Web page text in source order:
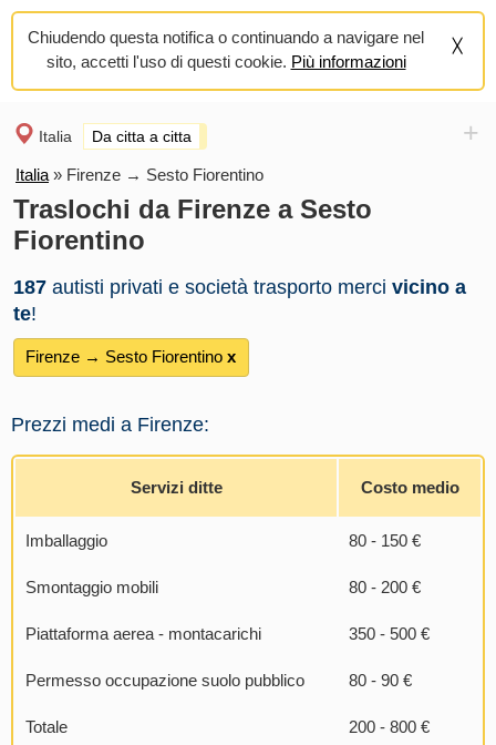
Chiudendo questa notifica o continuando a navigare nel
sito, accetti l'uso di questi cookie. Più informazioni
Italia Da citta a citta +
Italia » Firenze → Sesto Fiorentino
Traslochi da Firenze a Sesto
Fiorentino
187 autisti privati e società trasporto merci vicino a
te!
Firenze → Sesto Fiorentino х
Prezzi medi a Firenze:
Servizi ditte Costo medio
Imballaggio 80 - 150 €
Smontaggio mobili 80 - 200 €
Piattaforma aerea - montacarichi 350 - 500 €
Permesso occupazione suolo pubblico 80 - 90 €
Totale 200 - 800 €